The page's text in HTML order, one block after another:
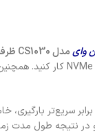
وایمدلCS1030
NVMeکار کنید.
برنامه‌های خود را می‌توانید 4 برابر
در نتیجه طول مدت